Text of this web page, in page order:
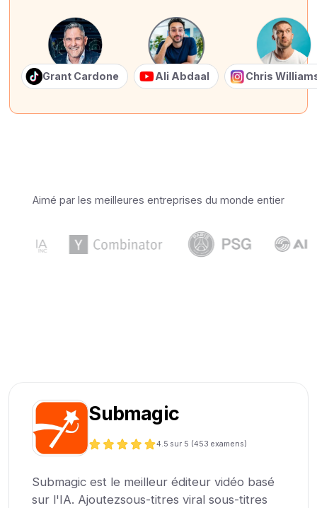
Grant Cardone Ali Abdaal Chris
Aimé par les meilleures entreprises du monde entier
Submagic
4.5 sur 5 (453 examens)
Submagic est le meilleur éditeur vidéo basé
sur l'IA. Ajoutezsous-titres viral sous-titres